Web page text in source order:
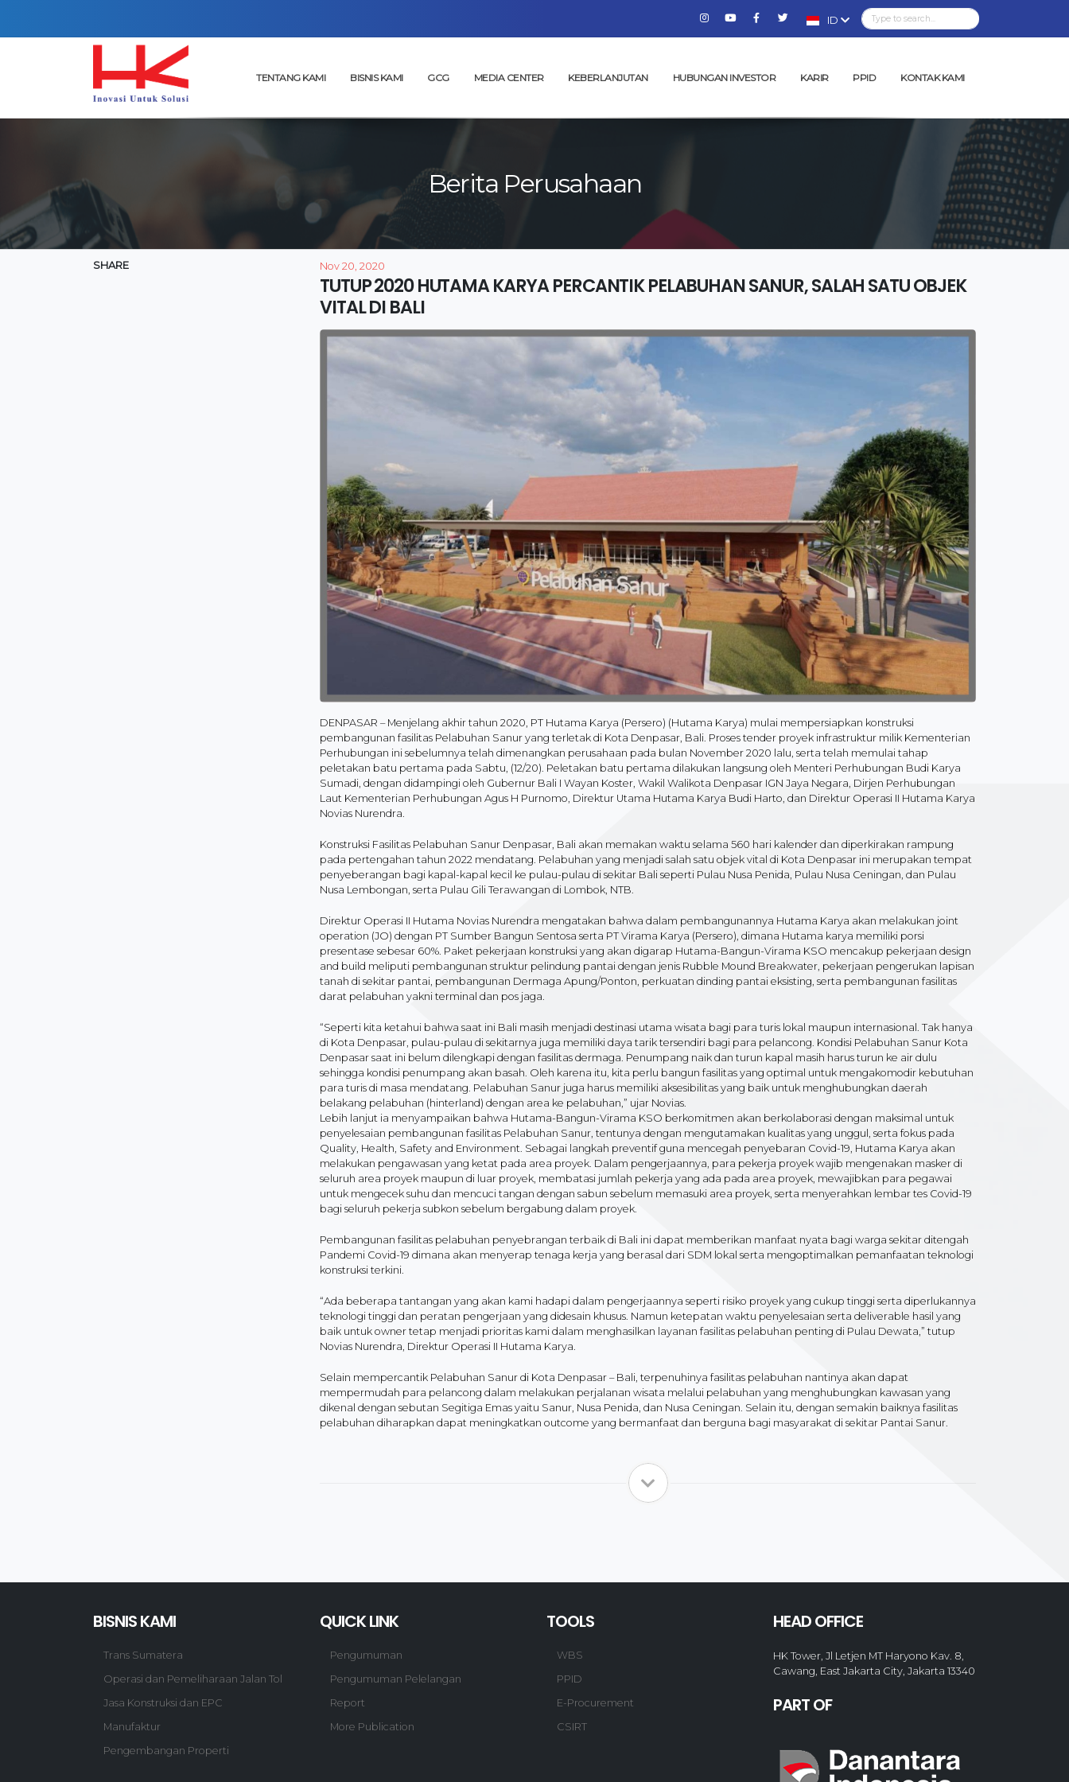
ID
TENTANG KAMI BISNIS KAMI GCG MEDIA CENTER KEBERLANJUTAN HUBUNGAN INVESTOR KARIR PPID KONTAK KAMI
Berita Perusahaan
SHARE Nov 20, 2020
TUTUP 2020 HUTAMA KARYA PERCANTIK PELABUHAN SANUR, SALAH SATU OBJEK
VITAL DI BALI
DENPASAR – Menjelang akhir tahun 2020, PT Hutama Karya (Persero) (Hutama Karya) mulai mempersiapkan konstruksi
pembangunan fasilitas Pelabuhan Sanur yang terletak di Kota Denpasar, Bali. Proses tender proyek infrastruktur milik Kementerian
Perhubungan ini sebelumnya telah dimenangkan perusahaan pada bulan November 2020 lalu, serta telah memulai tahap
peletakan batu pertama pada Sabtu, (12/20). Peletakan batu pertama dilakukan langsung oleh Menteri Perhubungan Budi Karya
Sumadi, dengan didampingi oleh Gubernur Bali I Wayan Koster, Wakil Walikota Denpasar IGN Jaya Negara, Dirjen Perhubungan
Laut Kementerian Perhubungan Agus H Purnomo, Direktur Utama Hutama Karya Budi Harto, dan Direktur Operasi II Hutama Karya
Novias Nurendra.
Konstruksi Fasilitas Pelabuhan Sanur Denpasar, Bali akan memakan waktu selama 560 hari kalender dan diperkirakan rampung
pada pertengahan tahun 2022 mendatang. Pelabuhan yang menjadi salah satu objek vital di Kota Denpasar ini merupakan tempat
penyeberangan bagi kapal-kapal kecil ke pulau-pulau di sekitar Bali seperti Pulau Nusa Penida, Pulau Nusa Ceningan, dan Pulau
Nusa Lembongan, serta Pulau Gili Terawangan di Lombok, NTB.
Direktur Operasi II Hutama Novias Nurendra mengatakan bahwa dalam pembangunannya Hutama Karya akan melakukan joint
operation (JO) dengan PT Sumber Bangun Sentosa serta PT Virama Karya (Persero), dimana Hutama karya memiliki porsi
presentase sebesar 60%. Paket pekerjaan konstruksi yang akan digarap Hutama-Bangun-Virama KSO mencakup pekerjaan design
and build meliputi pembangunan struktur pelindung pantai dengan jenis Rubble Mound Breakwater, pekerjaan pengerukan lapisan
tanah di sekitar pantai, pembangunan Dermaga Apung/Ponton, perkuatan dinding pantai eksisting, serta pembangunan fasilitas
darat pelabuhan yakni terminal dan pos jaga.
“Seperti kita ketahui bahwa saat ini Bali masih menjadi destinasi utama wisata bagi para turis lokal maupun internasional. Tak hanya
di Kota Denpasar, pulau-pulau di sekitarnya juga memiliki daya tarik tersendiri bagi para pelancong. Kondisi Pelabuhan Sanur Kota
Denpasar saat ini belum dilengkapi dengan fasilitas dermaga. Penumpang naik dan turun kapal masih harus turun ke air dulu
sehingga kondisi penumpang akan basah. Oleh karena itu, kita perlu bangun fasilitas yang optimal untuk mengakomodir kebutuhan
para turis di masa mendatang. Pelabuhan Sanur juga harus memiliki aksesibilitas yang baik untuk menghubungkan daerah
belakang pelabuhan (hinterland) dengan area ke pelabuhan,” ujar Novias.
Lebih lanjut ia menyampaikan bahwa Hutama-Bangun-Virama KSO berkomitmen akan berkolaborasi dengan maksimal untuk
penyelesaian pembangunan fasilitas Pelabuhan Sanur, tentunya dengan mengutamakan kualitas yang unggul, serta fokus pada
Quality, Health, Safety and Environment. Sebagai langkah preventif guna mencegah penyebaran Covid-19, Hutama Karya akan
melakukan pengawasan yang ketat pada area proyek. Dalam pengerjaannya, para pekerja proyek wajib mengenakan masker di
seluruh area proyek maupun di luar proyek, membatasi jumlah pekerja yang ada pada area proyek, mewajibkan para pegawai
untuk mengecek suhu dan mencuci tangan dengan sabun sebelum memasuki area proyek, serta menyerahkan lembar tes Covid-19
bagi seluruh pekerja subkon sebelum bergabung dalam proyek.
Pembangunan fasilitas pelabuhan penyebrangan terbaik di Bali ini dapat memberikan manfaat nyata bagi warga sekitar ditengah
Pandemi Covid-19 dimana akan menyerap tenaga kerja yang berasal dari SDM lokal serta mengoptimalkan pemanfaatan teknologi
konstruksi terkini.
“Ada beberapa tantangan yang akan kami hadapi dalam pengerjaannya seperti risiko proyek yang cukup tinggi serta diperlukannya
teknologi tinggi dan peratan pengerjaan yang didesain khusus. Namun ketepatan waktu penyelesaian serta deliverable hasil yang
baik untuk owner tetap menjadi prioritas kami dalam menghasilkan layanan fasilitas pelabuhan penting di Pulau Dewata,” tutup
Novias Nurendra, Direktur Operasi II Hutama Karya.
Selain mempercantik Pelabuhan Sanur di Kota Denpasar – Bali, terpenuhinya fasilitas pelabuhan nantinya akan dapat
mempermudah para pelancong dalam melakukan perjalanan wisata melalui pelabuhan yang menghubungkan kawasan yang
dikenal dengan sebutan Segitiga Emas yaitu Sanur, Nusa Penida, dan Nusa Ceningan. Selain itu, dengan semakin baiknya fasilitas
pelabuhan diharapkan dapat meningkatkan outcome yang bermanfaat dan berguna bagi masyarakat di sekitar Pantai Sanur.
BISNIS KAMI
Trans Sumatera
Operasi dan Pemeliharaan Jalan Tol
Jasa Konstruksi dan EPC
Manufaktur
Pengembangan Properti
QUICK LINK
Pengumuman
Pengumuman Pelelangan
Report
More Publication
TOOLS
WBS
PPID
E-Procurement
CSIRT
HEAD OFFICE
HK Tower, Jl Letjen MT Haryono Kav. 8,
Cawang, East Jakarta City, Jakarta 13340
PART OF